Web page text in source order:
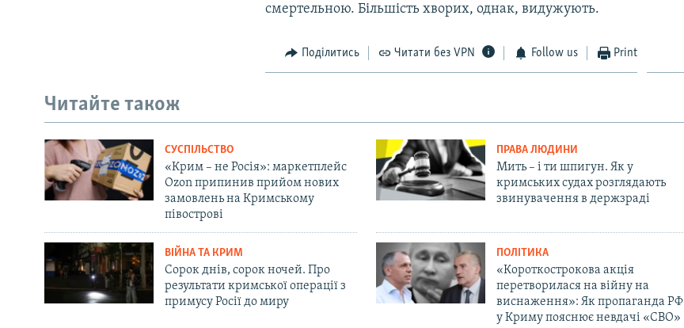
смертельною. Більшість хворих, однак, видужують.
Поділитись Читати без VPN Follow us Print
Читайте також
СУСПІЛЬСТВО
«Крим – не Росія»: маркетплейс
Ozon припинив прийом нових
замовлень на Кримському
півострові
ПРАВА ЛЮДИНИ
Мить – і ти шпигун. Як у
кримських судах розглядають
звинувачення в держзраді
ВІЙНА ТА КРИМ
Сорок днів, сорок ночей. Про
результати кримської операції з
примусу Росії до миру
ПОЛІТИКА
«Короткострокова акція
перетворилася на війну на
виснаження»: Як пропаганда РФ
у Криму пояснює невдачі «СВО»